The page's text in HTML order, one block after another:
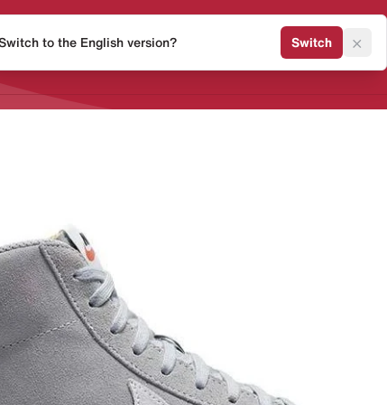
Release Kalender Sneaker
to the English version? Switch ×